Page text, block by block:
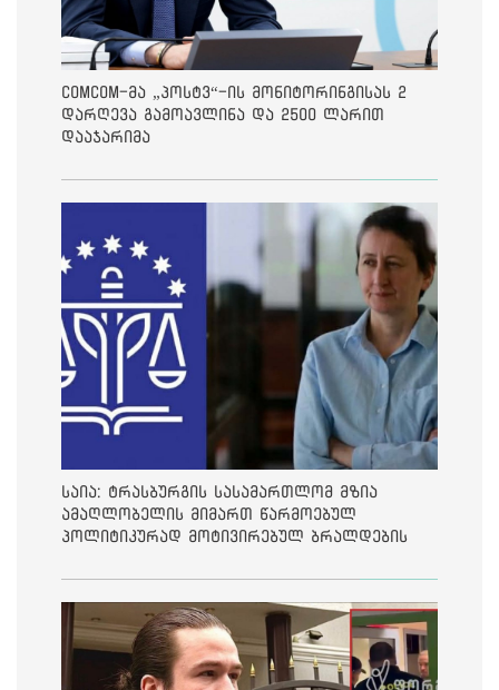
ComCom-მა „პოსტვ“-ის მონიტორინგისას 2
დარღევა გამოავლინა და 2500 ლარით
დააჯარიმა
საია: ტრასბურგის სასამართლომ მზია
ამაღლობელის მიმართ წარმოებულ
პოლიტიკურად მოტივირებულ ბრალდების